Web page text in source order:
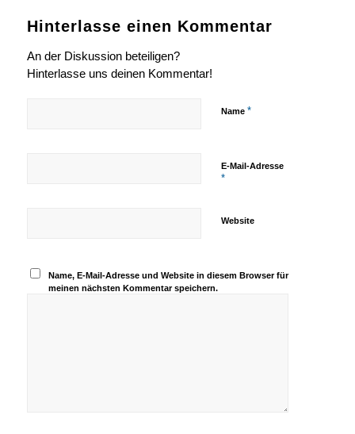
Hinterlasse einen Kommentar
An der Diskussion beteiligen?
Hinterlasse uns deinen Kommentar!
Name *
E-Mail-Adresse
*
Website
Name, E-Mail-Adresse und Website in diesem Browser für
meinen nächsten Kommentar speichern.